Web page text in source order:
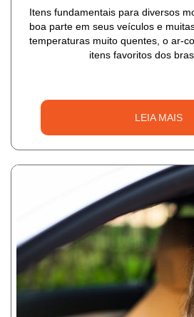
Itens fundamentais para diversos
boa parte em seus veículos e
temperaturas muito quentes, o ar-
itens favoritos dos
LEIA MAIS